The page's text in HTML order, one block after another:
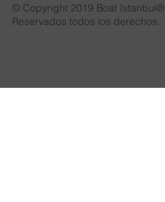
© Copyright 2019 Boat Istanbul®
Reservados todos los derechos.